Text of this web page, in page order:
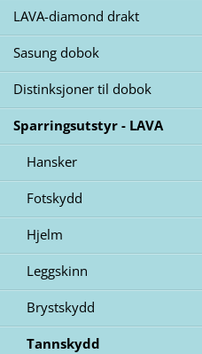
LAVA-diamond drakt
Sasung dobok
Distinksjoner til dobok
Sparringsutstyr - LAVA
Hansker
Fotskydd
Hjelm
Leggskinn
Brystskydd
Tannskydd